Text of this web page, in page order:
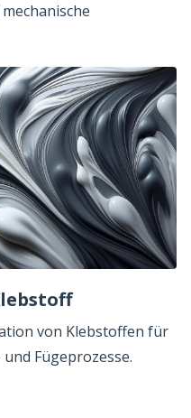
von Klebstoffen für
Fügeprozesse.